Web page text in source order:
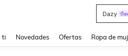
Dazy
ti Novedades Ofertas Ropa de